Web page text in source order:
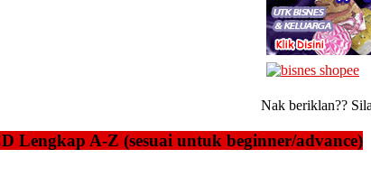
Nak beriklan??
Lengkap A-Z (sesuai untuk beginner/advance)